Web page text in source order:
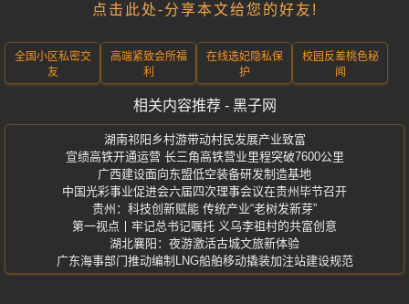
点击此处-分享本文给您的好友!
全国小区私密交
友
高端紧致会所福
利
在线选妃隐私保
护
校园反差桃色秘
闻
相关内容推荐 - 黑子网
湖南祁阳乡村游带动村民发展产业致富
宣绩高铁开通运营 长三角高铁营业里程突破7600公里
广西建设面向东盟低空装备研发制造基地
中国光彩事业促进会六届四次理事会议在贵州毕节召开
贵州：科技创新赋能 传统产业“老树发新芽”
第一视点丨牢记总书记嘱托 义乌李祖村的共富创意
湖北襄阳：夜游激活古城文旅新体验
广东海事部门推动编制LNG船舶移动撬装加注站建设规范